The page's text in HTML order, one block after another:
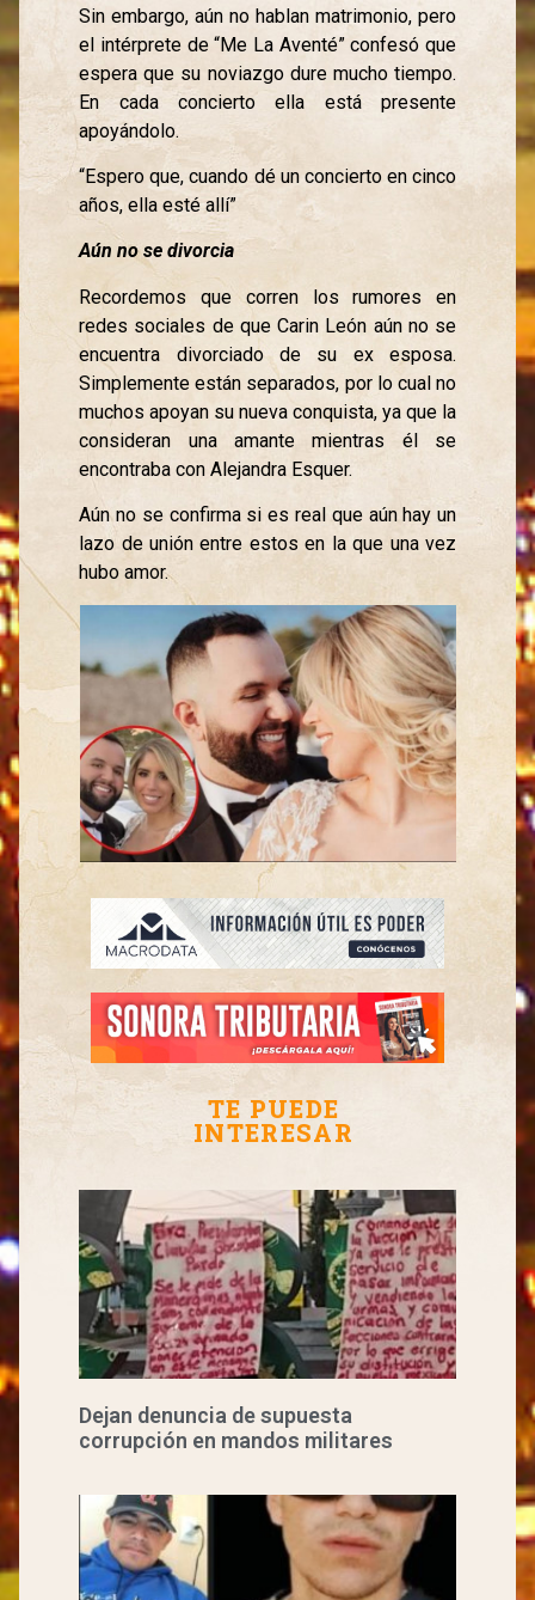
Sin embargo, aún no hablan matrimonio, pero
el intérprete de “Me La Aventé” confesó que
espera que su noviazgo dure mucho tiempo.
En cada concierto ella está presente
apoyándolo.
“Espero que, cuando dé un concierto en cinco
años, ella esté allí”
Aún no se divorcia
Recordemos que corren los rumores en
redes sociales de que Carin León aún no se
encuentra divorciado de su ex esposa.
Simplemente están separados, por lo cual no
muchos apoyan su nueva conquista, ya que la
consideran una amante mientras él se
encontraba con Alejandra Esquer.
Aún no se confirma si es real que aún hay un
lazo de unión entre estos en la que una vez
hubo amor.
TE PUEDE
INTERESAR
Dejan denuncia de supuesta
corrupción en mandos militares